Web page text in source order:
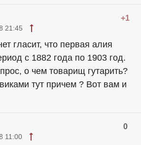
+1
21:45
гласит, что первая алия
с 1882 года по 1903 год.
о чем товарищ гутарить?
тут причем ? Вот вам и
0
11:00